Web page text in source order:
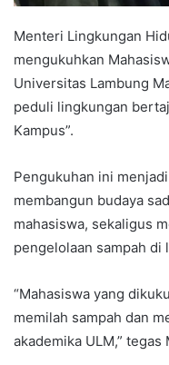
Menteri Lingkungan
mengukuhkan
Universitas Lambung
peduli lingkungan
Kampus”.
Pengukuhan ini
membangun budaya
mahasiswa, sekaligus
pengelolaan sampah di
“Mahasiswa yang
memilah sampah dan
akademika ULM,”